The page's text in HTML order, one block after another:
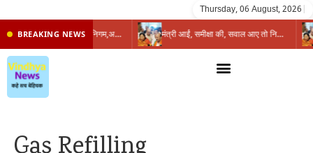
Thursday, 06 August, 2026
BREAKING NEWS प्रभारी मंत्री के निशाने पर नगर निगम,अफसरों को 10 दिन का अल्टीमेटम,नहीं होगी कार्रवाई, महापौर-आयुक्त के बीच सौहार्दहीनता पर मंत्री ने उठाए सवाल मंत्री आईं, समीक्षा की, सवाल आए तो निकल गईं – खाली जयंत चौंकीं पर नहीं दिया जवाब